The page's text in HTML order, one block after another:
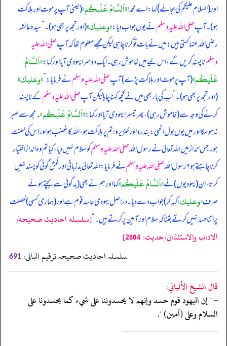
اور (‏‏‏‏السلام علیکم کی بجائے) کہا: اے محمد!«اَلسَّامُ عَلَيكُم»(‏‏‏‏یعنی آپ پر موت اور ہلاکت
ہو)۔ آپصلی اللہ علیہ وسلمنے یوں جواب دیا:«وعليك»(‏‏‏‏اور تجھ پر بھی ہو)۔“سیدہ عائشہ
رضی اللہ عنہا کہتی ہیں: میں نے بات تو کرنا چاہی لیکن مجھے معلوم تھا کہ آپصلی اللہ علیہ
وسلمناپسند کریں گے، اس لیے میں خاموش رہی۔ ایک دوسرا یہودی آیا اور کہا:«اَلسَّامُ
عَلَيكُم»(‏‏‏‏آپ پر موت اور ہلاکت پڑے) آپصلی اللہ علیہ وسلمنے فرمایا:”«وعليك»
(‏‏‏‏اور تجھ پر بھی ہو)۔”‏‏‏‏ اب کی بار بھی میں نے کچھ کہنا چاہا لیکن آپصلی اللہ علیہ وسلمکے ناپسند
کرنے کی وجہ سے (‏‏‏‏ خاموش رہی)، پھر تیسرا یہودی آیا اور کہا:«اَلسَّامُ عَلَيكُم»۔ مجھ سے صبر
نہ ہو سکا اور میں یوں بول اٹھی: بندرو اور خنزیرو! تم پر ہلاکت ہو، اللہ کا غضب ہو اور اس کی لعنت
ہو۔ جس انداز میں اللہ تعالیٰ نے رسول اللہصلی اللہ علیہ وسلمکو سلام نہیں دیا، کیا تم وہ انداز اختیار
کرنا چاہتے ہو؟ رسول اللہصلی اللہ علیہ وسلمنے فرمایا: اللہ تعالیٰ بدزبانی اور فحش گوئی کو پسند نہیں
کرتا، ان (‏‏‏‏ یہودیوں) نے«اَلسَّامُ عَلَيكُم»کہا اور ہم نے بھی (‏‏‏‏ بدگوئی سے بچتے ہوئے
صرف«وعليك»کہہ کر) جواب دے دیا۔ دراصل یہودی حاسد قوم ہے اور (‏‏‏‏ ہماری کسی) خصلت
پر اتنا حسد نہیں کرتے جتنا کہ سلام اور آمین پر کرتے ہیں۔“[سلسله احاديث صحيحه/
الاداب والاستئذان/حدیث: 2884]
سلسلہ احادیث صحیحہ ترقیم البانی: 691
قال الشيخ الألباني:
- " إن اليهود قوم حسد وإنهم لا يحسدوننا على شيء كما يحسدونا على
السلام وعلى (آمين) ".
‏‏‏‏_____________________